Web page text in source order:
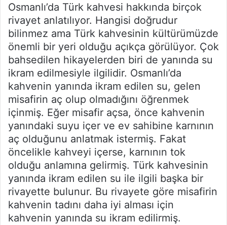
Osmanlı’da Türk kahvesi hakkında birçok
rivayet anlatılıyor. Hangisi doğrudur
bilinmez ama Türk kahvesinin kültürümüzde
önemli bir yeri olduğu açıkça görülüyor. Çok
bahsedilen hikayelerden biri de yanında su
ikram edilmesiyle ilgilidir. Osmanlı’da
kahvenin yanında ikram edilen su, gelen
misafirin aç olup olmadığını öğrenmek
içinmiş. Eğer misafir açsa, önce kahvenin
yanındaki suyu içer ve ev sahibine karnının
aç olduğunu anlatmak istermiş. Fakat
öncelikle kahveyi içerse, karnının tok
olduğu anlamına gelirmiş. Türk kahvesinin
yanında ikram edilen su ile ilgili başka bir
rivayette bulunur. Bu rivayete göre misafirin
kahvenin tadını daha iyi alması için
kahvenin yanında su ikram edilirmiş.